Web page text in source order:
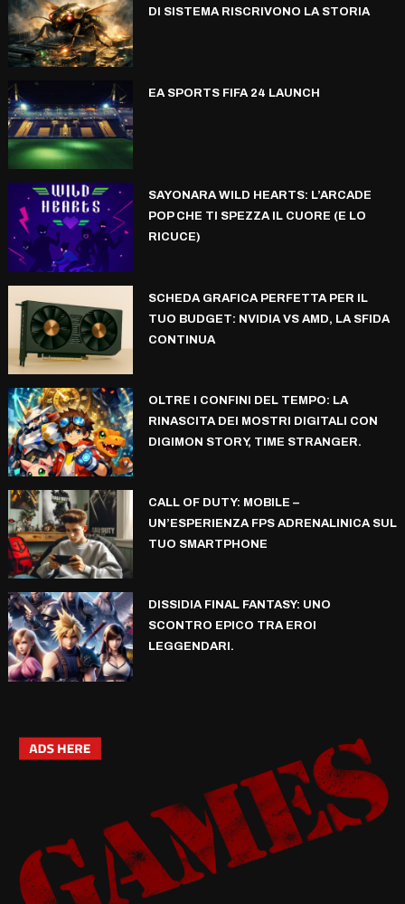
DI SISTEMA RISCRIVONO LA STORIA
EA SPORTS FIFA 24 LAUNCH
SAYONARA WILD HEARTS: L’ARCADE
POP CHE TI SPEZZA IL CUORE (E LO
RICUCE)
SCHEDA GRAFICA PERFETTA PER IL
TUO BUDGET: NVIDIA VS AMD, LA SFIDA
CONTINUA
OLTRE I CONFINI DEL TEMPO: LA
RINASCITA DEI MOSTRI DIGITALI CON
DIGIMON STORY, TIME STRANGER.
CALL OF DUTY: MOBILE –
UN’ESPERIENZA FPS ADRENALINICA SUL
TUO SMARTPHONE
DISSIDIA FINAL FANTASY: UNO
SCONTRO EPICO TRA EROI
LEGGENDARI.